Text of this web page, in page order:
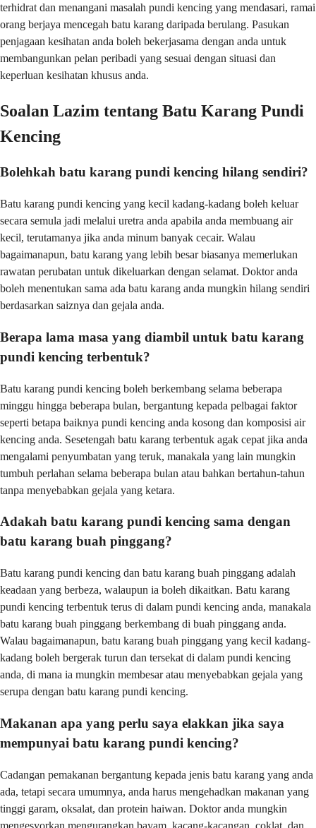
terhidrat dan menangani masalah pundi kencing yang mendasari, ramai
orang berjaya mencegah batu karang daripada berulang. Pasukan
penjagaan kesihatan anda boleh bekerjasama dengan anda untuk
membangunkan pelan peribadi yang sesuai dengan situasi dan
keperluan kesihatan khusus anda.
Soalan Lazim tentang Batu Karang Pundi
Kencing
Bolehkah batu karang pundi kencing hilang sendiri?
Batu karang pundi kencing yang kecil kadang-kadang boleh keluar
secara semula jadi melalui uretra anda apabila anda membuang air
kecil, terutamanya jika anda minum banyak cecair. Walau
bagaimanapun, batu karang yang lebih besar biasanya memerlukan
rawatan perubatan untuk dikeluarkan dengan selamat. Doktor anda
boleh menentukan sama ada batu karang anda mungkin hilang sendiri
berdasarkan saiznya dan gejala anda.
Berapa lama masa yang diambil untuk batu karang
pundi kencing terbentuk?
Batu karang pundi kencing boleh berkembang selama beberapa
minggu hingga beberapa bulan, bergantung kepada pelbagai faktor
seperti betapa baiknya pundi kencing anda kosong dan komposisi air
kencing anda. Sesetengah batu karang terbentuk agak cepat jika anda
mengalami penyumbatan yang teruk, manakala yang lain mungkin
tumbuh perlahan selama beberapa bulan atau bahkan bertahun-tahun
tanpa menyebabkan gejala yang ketara.
Adakah batu karang pundi kencing sama dengan
batu karang buah pinggang?
Batu karang pundi kencing dan batu karang buah pinggang adalah
keadaan yang berbeza, walaupun ia boleh dikaitkan. Batu karang
pundi kencing terbentuk terus di dalam pundi kencing anda, manakala
batu karang buah pinggang berkembang di buah pinggang anda.
Walau bagaimanapun, batu karang buah pinggang yang kecil kadang-
kadang boleh bergerak turun dan tersekat di dalam pundi kencing
anda, di mana ia mungkin membesar atau menyebabkan gejala yang
serupa dengan batu karang pundi kencing.
Makanan apa yang perlu saya elakkan jika saya
mempunyai batu karang pundi kencing?
Cadangan pemakanan bergantung kepada jenis batu karang yang anda
ada, tetapi secara umumnya, anda harus mengehadkan makanan yang
tinggi garam, oksalat, dan protein haiwan. Doktor anda mungkin
mengesyorkan mengurangkan bayam, kacang-kacangan, coklat, dan